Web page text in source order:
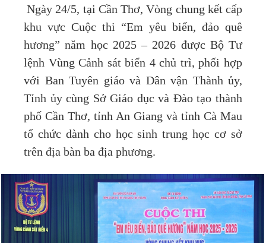
Ngày 24/5, tại Cần Thơ, Vòng chung kết cấp
khu vực Cuộc thi “Em yêu biển, đảo quê
hương” năm học 2025 – 2026 được Bộ Tư
lệnh Vùng Cảnh sát biển 4 chủ trì, phối hợp
với Ban Tuyên giáo và Dân vận Thành ủy,
Tỉnh ủy cùng Sở Giáo dục và Đào tạo thành
phố Cần Thơ, tỉnh An Giang và tỉnh Cà Mau
tổ chức dành cho học sinh trung học cơ sở
trên địa bàn ba địa phương.